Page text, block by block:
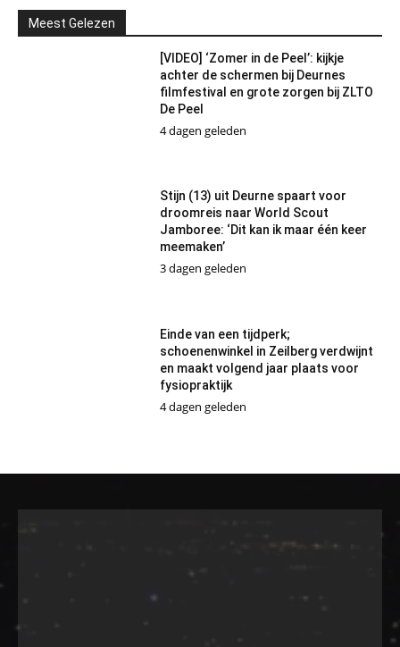
Meest Gelezen
[VIDEO] ‘Zomer in de Peel’: kijkje
achter de schermen bij Deurnes
filmfestival en grote zorgen bij ZLTO
De Peel
4 dagen geleden
Stijn (13) uit Deurne spaart voor
droomreis naar World Scout
Jamboree: ‘Dit kan ik maar één keer
meemaken’
3 dagen geleden
Einde van een tijdperk;
schoenenwinkel in Zeilberg verdwijnt
en maakt volgend jaar plaats voor
fysiopraktijk
4 dagen geleden